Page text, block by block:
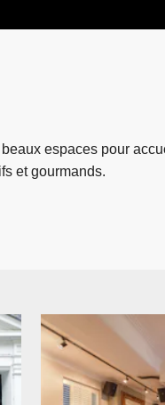
espaces pour
et gourmands.